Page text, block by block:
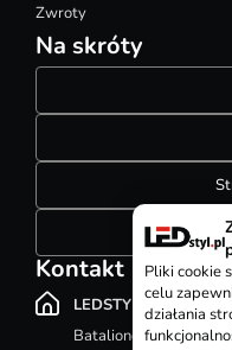
Zwroty
Na skróty
Kontakt
LEDSTYL.pl
Batalionów
Pliki cookie
celu
działania